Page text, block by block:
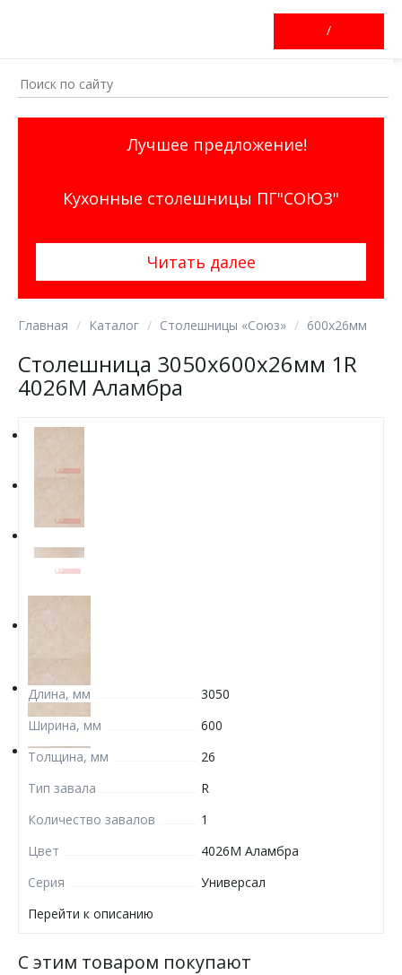
/
Лучшее предложение!
Кухонные столешницы ПГ"СОЮЗ"
Читать далее
Главная Каталог Столешницы «Союз» 600х26мм
Столешница 3050х600х26мм 1R
4026М Аламбра
Длина, мм
3050
Ширина, мм
600
Толщина, мм
26
Тип завала
R
Количество завалов
1
Цвет
4026М Аламбра
Серия
Универсал
Перейти к описанию
С этим товаром покупают